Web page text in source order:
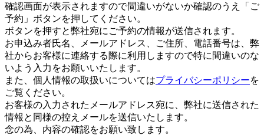
確認画面が表示されますので間違いがないか確認のうえ「ご
予約」ボタンを押してください。
ボタンを押すと弊社宛にご予約の情報が送信されます。
お申込み者氏名、メールアドレス、ご住所、電話番号は、弊
社からお客様に連絡する際に利用しますので特に間違いのな
いよう入力をお願いいたします。
また、個人情報の取扱いについてはプライバシーポリシーを
ご覧ください。
お客様の入力されたメールアドレス宛に、弊社に送信された
情報と同様の控えメールを送信いたします。
念の為、内容の確認をお願い致します。